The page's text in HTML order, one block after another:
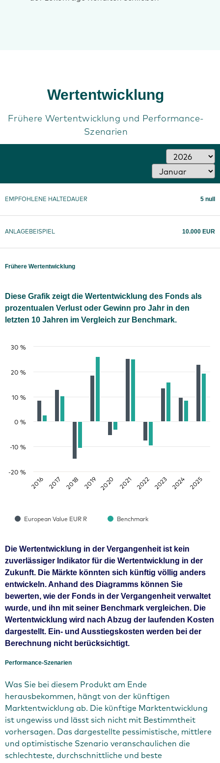
Wertentwicklung
Frühere Wertentwicklung und Performance-
Szenarien
EMPFOHLENE HALTEDAUER 5 null
ANLAGEBEISPIEL 10.000 EUR
Frühere Wertentwicklung
Diese Grafik zeigt die Wertentwicklung des Fonds als
prozentualen Verlust oder Gewinn pro Jahr in den
letzten 10 Jahren im Vergleich zur Benchmark.
European Value EUR R Benchmark
2016 2017 2018 2019 2020 2021 2022 2023 2024 2025
-20 %
-10 %
0 %
10 %
20 %
30 %
Die Wertentwicklung in der Vergangenheit ist kein
zuverlässiger Indikator für die Wertentwicklung in der
Zukunft. Die Märkte könnten sich künftig völlig anders
entwickeln. Anhand des Diagramms können Sie
bewerten, wie der Fonds in der Vergangenheit verwaltet
wurde, und ihn mit seiner Benchmark vergleichen. Die
Wertentwicklung wird nach Abzug der laufenden Kosten
dargestellt. Ein- und Ausstiegskosten werden bei der
Berechnung nicht berücksichtigt.
Performance-Szenarien
Was Sie bei diesem Produkt am Ende
herausbekommen, hängt von der künftigen
Marktentwicklung ab. Die künftige Marktentwicklung
ist ungewiss und lässt sich nicht mit Bestimmtheit
vorhersagen. Das dargestellte pessimistische, mittlere
und optimistische Szenario veranschaulichen die
schlechteste, durchschnittliche und beste